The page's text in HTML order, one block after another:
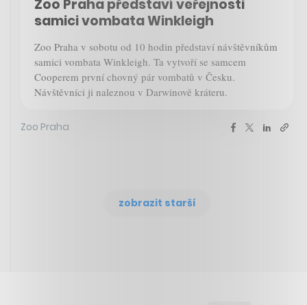
Zoo Praha představí veřejnosti
samici vombata Winkleigh
Zoo Praha v sobotu od 10 hodin představí návštěvníkům
samici vombata Winkleigh. Ta vytvoří se samcem
Cooperem první chovný pár vombatů v Česku.
Návštěvníci ji naleznou v Darwinově kráteru.
Zoo Praha
zobrazit starší